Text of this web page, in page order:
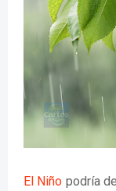
El Niño podría